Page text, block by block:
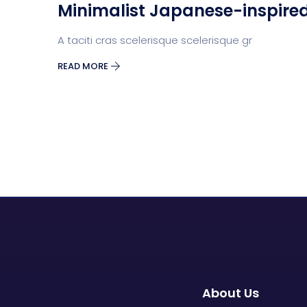
Minimalist Japanese-
A taciti cras scelerisque scelerisque gr
READ MORE
About Us